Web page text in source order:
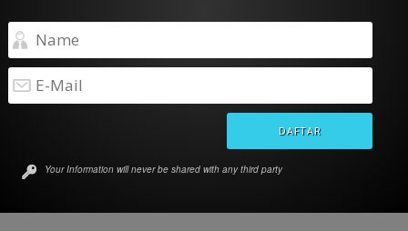
pendaftaran untuk mendapatkan kode registrasi/
pendaftaran.
Baca Juga :
Master in Venture Creation (MSVC)
Tahapan dan jadwal Seleksi Beasiswa Kemitraan (Co-
Funding) LPDP – University of Dundee UK Program
Your Information will never be shared with any third party